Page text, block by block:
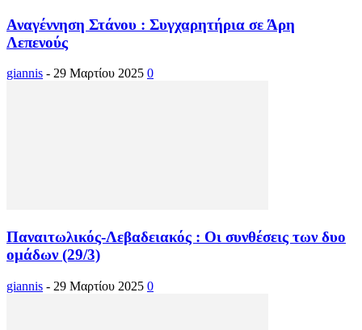
Αναγέννηση Στάνου : Συγχαρητήρια σε Άρη
Λεπενούς
giannis - 29 Μαρτίου 2025 0
Παναιτωλικός-Λεβαδειακός : Οι συνθέσεις των δυο
ομάδων (29/3)
giannis - 29 Μαρτίου 2025 0